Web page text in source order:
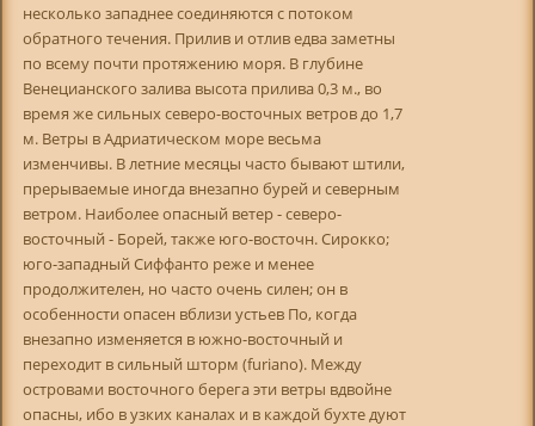
несколько западнее соединяются с потоком
обратного течения. Прилив и отлив едва заметны
по всему почти протяжению моря. В глубине
Венецианского залива высота прилива 0,3 м., во
время же сильных северо-восточных ветров до 1,7
м. Ветры в Адриатическом море весьма
изменчивы. В летние месяцы часто бывают штили,
прерываемые иногда внезапно бурей и северным
ветром. Наиболее опасный ветер - северо-
восточный - Борей, также юго-восточн. Сирокко;
юго-западный Сиффанто реже и менее
продолжителен, но часто очень силен; он в
особенности опасен вблизи устьев По, когда
внезапно изменяется в южно-восточный и
переходит в сильный шторм (furiano). Между
островами восточного берега эти ветры вдвойне
опасны, ибо в узких каналах и в каждой бухте дуют